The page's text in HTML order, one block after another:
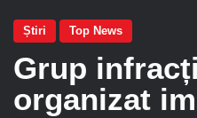
Știri Top News
Grup
organizat